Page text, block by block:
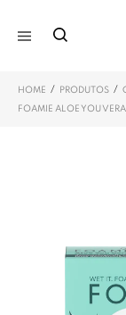
HOME / PRODUTOS /
FOAMIE ALOE YOU